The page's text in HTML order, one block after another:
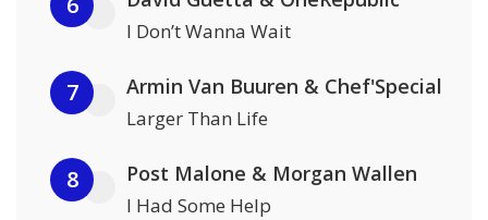
I Don’t Wanna Wait
7 Armin Van Buuren & Chef'Special
Larger Than Life
8 Post Malone & Morgan Wallen
I Had Some Help